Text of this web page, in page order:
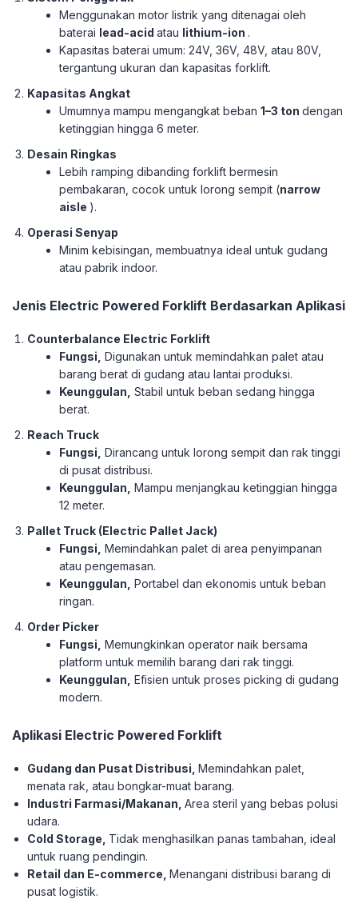
Menggunakan motor listrik yang ditenagai oleh
baterai lead-acidatau lithium-ion .
Kapasitas baterai umum: 24V, 36V, 48V, atau 80V,
tergantung ukuran dan kapasitas forklift.
Kapasitas Angkat
Umumnya mampu mengangkat beban1–3 tondengan
ketinggian hingga 6 meter.
Desain Ringkas
Lebih ramping dibanding forklift bermesin
pembakaran, cocok untuk lorong sempit (narrow
aisle ).
Operasi Senyap
Minim kebisingan, membuatnya ideal untuk gudang
atau pabrik indoor.
Jenis Electric Powered Forklift Berdasarkan Aplikasi
Counterbalance Electric Forklift
Fungsi, Digunakan untuk memindahkan palet atau
barang berat di gudang atau lantai produksi.
Keunggulan, Stabil untuk beban sedang hingga
berat.
Reach Truck
Fungsi, Dirancang untuk lorong sempit dan rak tinggi
di pusat distribusi.
Keunggulan, Mampu menjangkau ketinggian hingga
12 meter.
Pallet Truck (Electric Pallet Jack)
Fungsi, Memindahkan palet di area penyimpanan
atau pengemasan.
Keunggulan, Portabel dan ekonomis untuk beban
ringan.
Order Picker
Fungsi, Memungkinkan operator naik bersama
platform untuk memilih barang dari rak tinggi.
Keunggulan, Efisien untuk proses picking di gudang
modern.
Aplikasi Electric Powered Forklift
Gudang dan Pusat Distribusi,Memindahkan palet,
menata rak, atau bongkar-muat barang.
Industri Farmasi/Makanan,Area steril yang bebas polusi
udara.
Cold Storage, Tidak menghasilkan panas tambahan, ideal
untuk ruang pendingin.
Retail dan E-commerce,Menangani distribusi barang di
pusat logistik.